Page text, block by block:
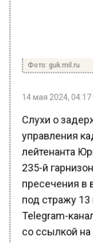
управления
лейтенанта
235-й
пресечения в
под стражу
Telegram-
со ссылкой